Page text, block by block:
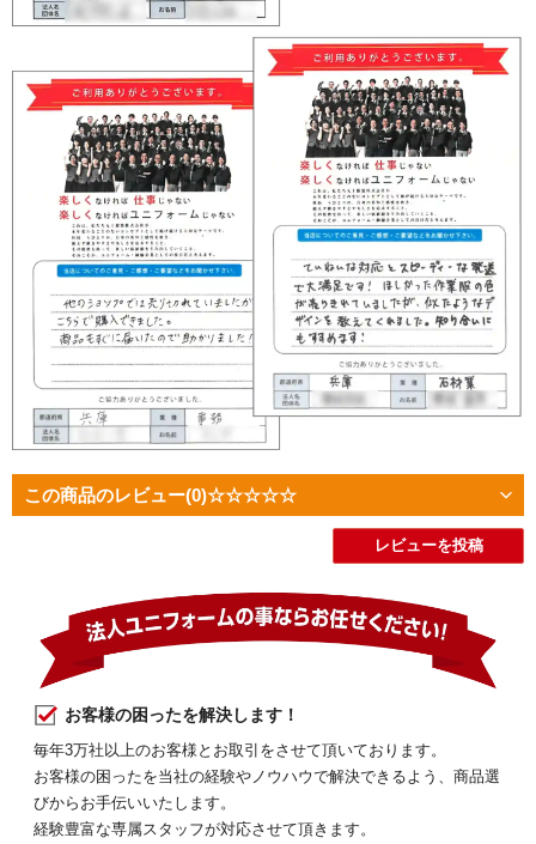
この商品のレビュー(0)☆☆☆☆☆
レビューを投稿
お客様の困ったを解決します！
毎年3万社以上のお客様とお取引をさせて頂いております。
お客様の困ったを当社の経験やノウハウで解決できるよう、商品選
びからお手伝いいたします。
経験豊富な専属スタッフが対応させて頂きます。